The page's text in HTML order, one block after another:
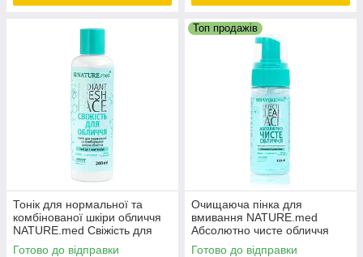
Тонік для нормальної та
комбінованої шкіри обличчя
NATURE.med Свіжість для
обличчя 200 мл
Готово до відправки
Топ продажів
Очищаюча пінка для
вмивання NATURE.med
Абсолютно чисте обличчя
150 мл
Готово до відправки